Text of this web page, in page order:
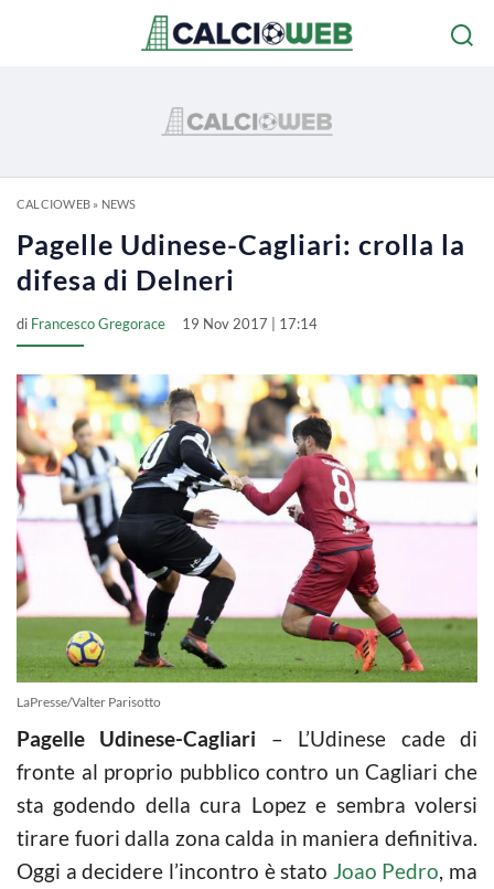
CALCIOWEB» NEWS
Pagelle Udinese-Cagliari: crolla la
difesa di Delneri
di Francesco Gregorace 19 Nov 2017 | 17:14
LaPresse/Valter Parisotto
Pagelle Udinese-Cagliari – L’Udinese cade di
fronte al proprio pubblico contro un Cagliari che
sta godendo della cura Lopez e sembra volersi
tirare fuori dalla zona calda in maniera definitiva.
Oggi a decidere l’incontro è stato Joao Pedro, ma